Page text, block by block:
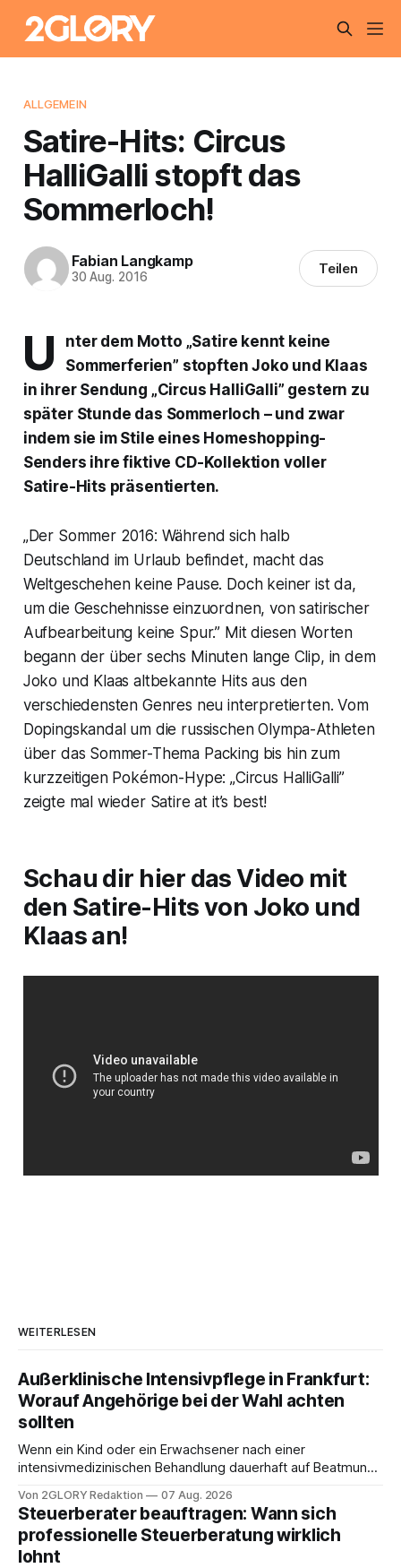
ALLGEMEIN
Satire-Hits: Circus
HalliGalli stopft das
Sommerloch!
Fabian Langkamp
30 Aug. 2016 Teilen
U
nter dem Motto „Satire kennt keine
Sommerferien” stopften Joko und Klaas
in ihrer Sendung „Circus HalliGalli” gestern zu
später Stunde das Sommerloch – und zwar
indem sie im Stile eines Homeshopping-
Senders ihre fiktive CD-Kollektion voller
Satire-Hits präsentierten.
„Der Sommer 2016: Während sich halb
Deutschland im Urlaub befindet, macht das
Weltgeschehen keine Pause. Doch keiner ist da,
um die Geschehnisse einzuordnen, von satirischer
Aufbearbeitung keine Spur.” Mit diesen Worten
begann der über sechs Minuten lange Clip, in dem
Joko und Klaas altbekannte Hits aus den
verschiedensten Genres neu interpretierten. Vom
Dopingskandal um die russischen Olympa-Athleten
über das Sommer-Thema Packing bis hin zum
kurzzeitigen Pokémon-Hype: „Circus HalliGalli”
zeigte mal wieder Satire at it’s best!
Schau dir hier das Video mit
den Satire-Hits von Joko und
Klaas an!
WEITERLESEN
Außerklinische Intensivpflege in Frankfurt:
Worauf Angehörige bei der Wahl achten
sollten
Wenn ein Kind oder ein Erwachsener nach einer
intensivmedizinischen Behandlung dauerhaft auf Beatmung
angewiesen ist, stellt sich für Familien eine schwierige
Frage: Muss die Versorgung dauerhaft in der Klinik bleiben –
oder ist ein Leben zu Hause möglich? Die außerklinische
Intensivpflege bietet genau diese Alternative: Sie
Von 2GLORY Redaktion 07 Aug. 2026
Steuerberater beauftragen: Wann sich
professionelle Steuerberatung wirklich
lohnt